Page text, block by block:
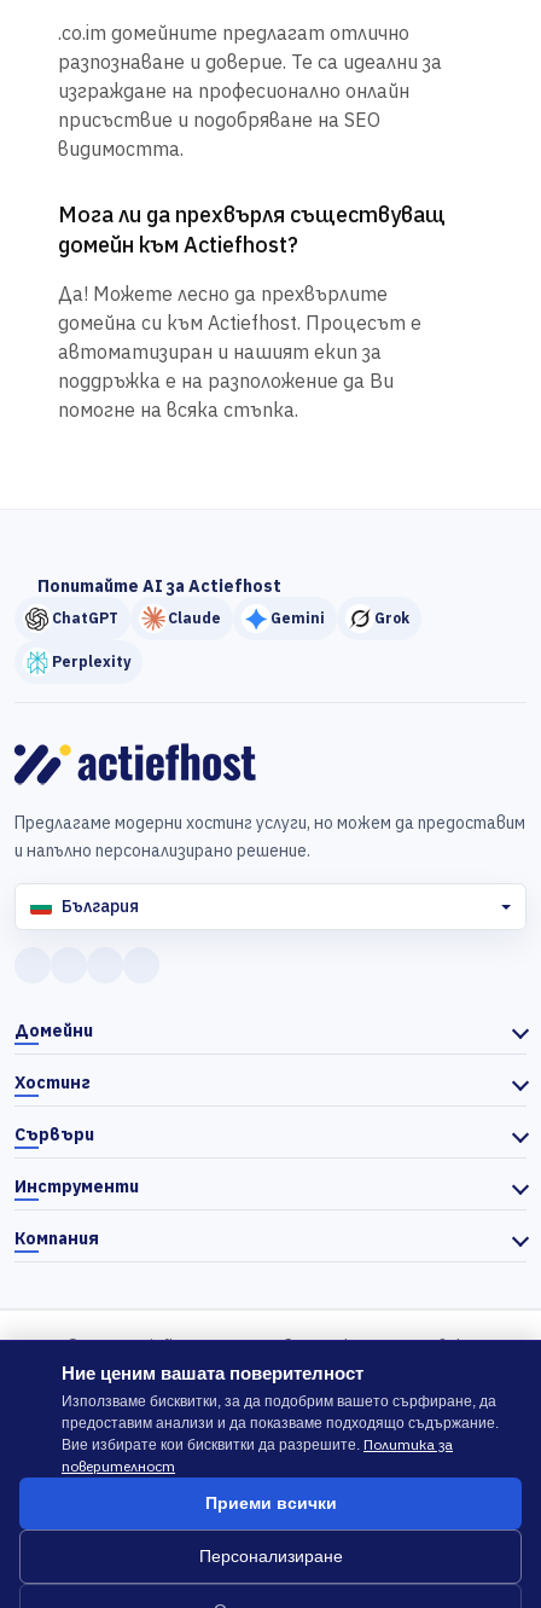
.co.im домейните предлагат отлично
разпознаване и доверие. Те са идеални за
изграждане на професионално онлайн
присъствие и подобряване на SEO
видимостта.
Мога ли да прехвърля съществуващ
домейн към Actiefhost?
Да! Можете лесно да прехвърлите
домейна си към Actiefhost. Процесът е
автоматизиран и нашият екип за
поддръжка е на разположение да Ви
помогне на всяка стъпка.
Попитайте AI за Actiefhost
ChatGPT Claude Gemini Grok
Perplexity
Предлагаме модерни хостинг услуги, но можем да предоставим
и напълно персонализирано решение.
България
Домейни
Хостинг
Сървъри
Инструменти
Компания
© 2026 Actiefhost. Съгласно българското търговско
законодателство цените в сайта се показват без ДДС, а ДДС се
изчислява отделно при завършване на поръчката, когато е
приложимо.
ACTIEFHOST LTD,
Ние ценим вашата поверителност
Използваме бисквитки, за да подобрим вашето сърфиране, да
предоставим анализи и да показваме подходящо съдържание.
Вие избирате кои бисквитки да разрешите. Политика за
поверителност
Приеми всички
Персонализиране